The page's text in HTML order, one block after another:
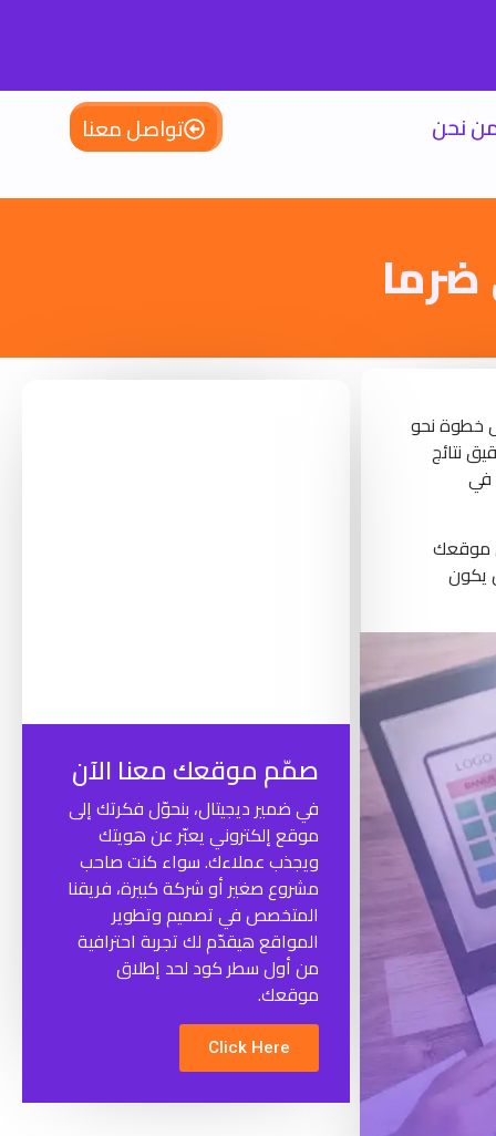
نحن تواصل معنا
خطوة نحو
نتائج
في
موقعك
يكون
صمّم موقعك معنا الآن
في ضمير ديجيتال، بنحوّل فكرتك إلى
موقع إلكتروني يعبّر عن هويتك
ويجذب عملاءك. سواء كنت صاحب
مشروع صغير أو شركة كبيرة، فريقنا
المتخصص في تصميم وتطوير
المواقع هيقدّم لك تجربة احترافية
من أول سطر كود لحد إطلاق
موقعك.
Click Here